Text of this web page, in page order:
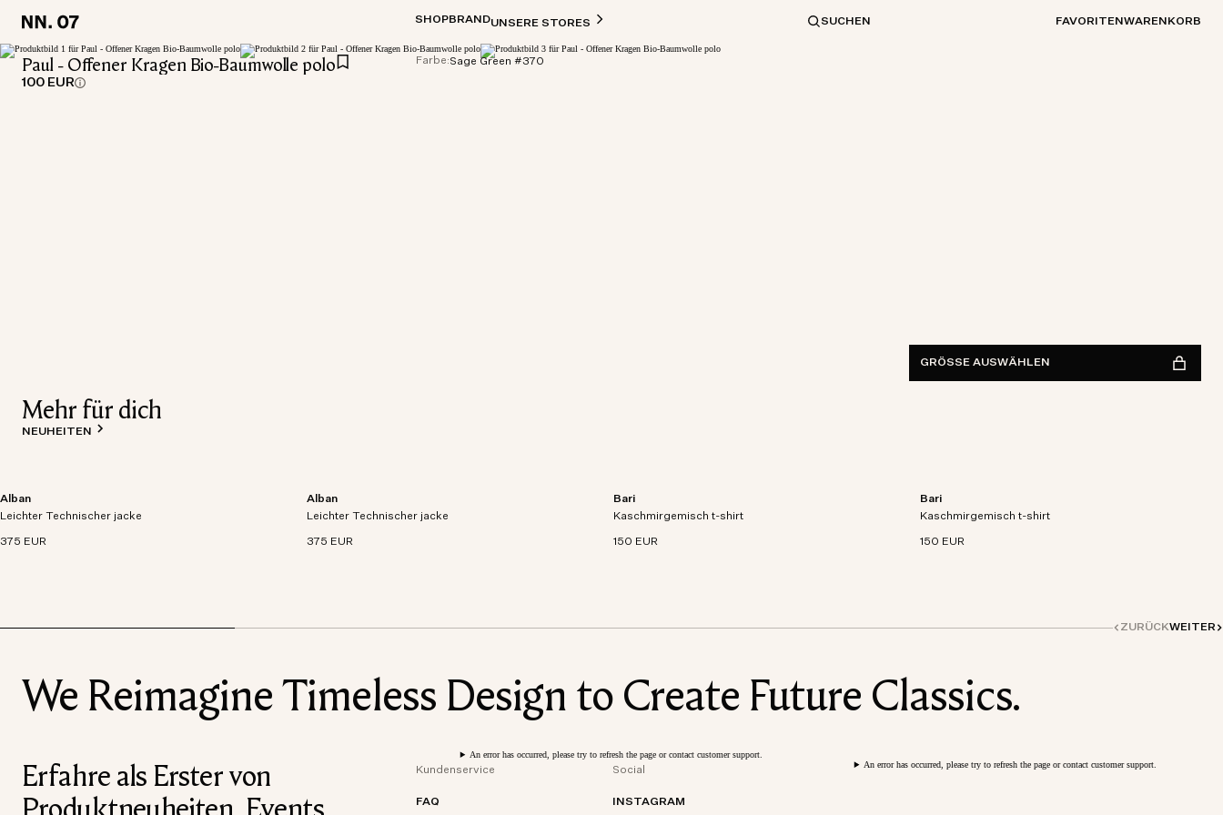
SHOP
LOCATION: GERMANY / DEUTSCH
BRAND
LOCATION: GERMANY / DEUTSCH
UNSERE STORES SUCHEN FAVORITEN WARENKORB
Paul - Offener Kragen Bio-Baumwolle polo
100 EUR
Farbe:Sage Green #370
GRÖSSE AUSWÄHLEN
Mehr für dich
NEUHEITEN
Alban
Leichter Technischer jacke
375 EUR
Leichtgewichtige Jacke aus atmungsaktivem,
wasserdichtem und technischem Gewebe.
Alban
Leichter Technischer jacke
375 EUR
Leichtgewichtige Jacke aus atmungsaktivem,
wasserdichtem und technischem Gewebe.
Bari
Kaschmirgemisch t-shirt
150 EUR
Kurzarm-T-Shirt aus Bio-Baumwoll-Kaschmir-
Mischstrick.
Bari
Kaschmirgemisch t-shirt
150 EUR
Kurzarm-T-Shirt aus Bio-Baumwoll-Kaschmir-
Mischstrick.
ZURÜCKWEITER
We Reimagine Timeless Design to Create Future Classics.
An error has occurred, please try to refresh the page or contact customer support.
Erfahre als Erster von
Kundenservice
FAQ
Social
INSTAGRAM
An error has occurred, please try to refresh the page or contact customer support.